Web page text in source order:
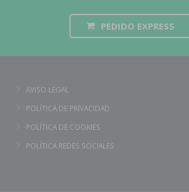
PEDIDO EXPRESS
AVISO LEGAL
POLÍTICA DE PRIVACIDAD
POLÍTICA DE COOKIES
POLÍTICA REDES SOCIALES